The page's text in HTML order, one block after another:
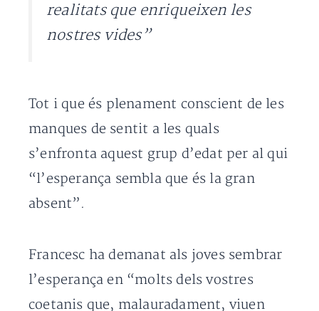
realitats que enriqueixen les
nostres vides”
Tot i que és plenament conscient de les
manques de sentit a les quals
s’enfronta aquest grup d’edat per al qui
“l’esperança sembla que és la gran
absent”.
Francesc ha demanat als joves sembrar
l’esperança en “molts dels vostres
coetanis que, malauradament, viuen